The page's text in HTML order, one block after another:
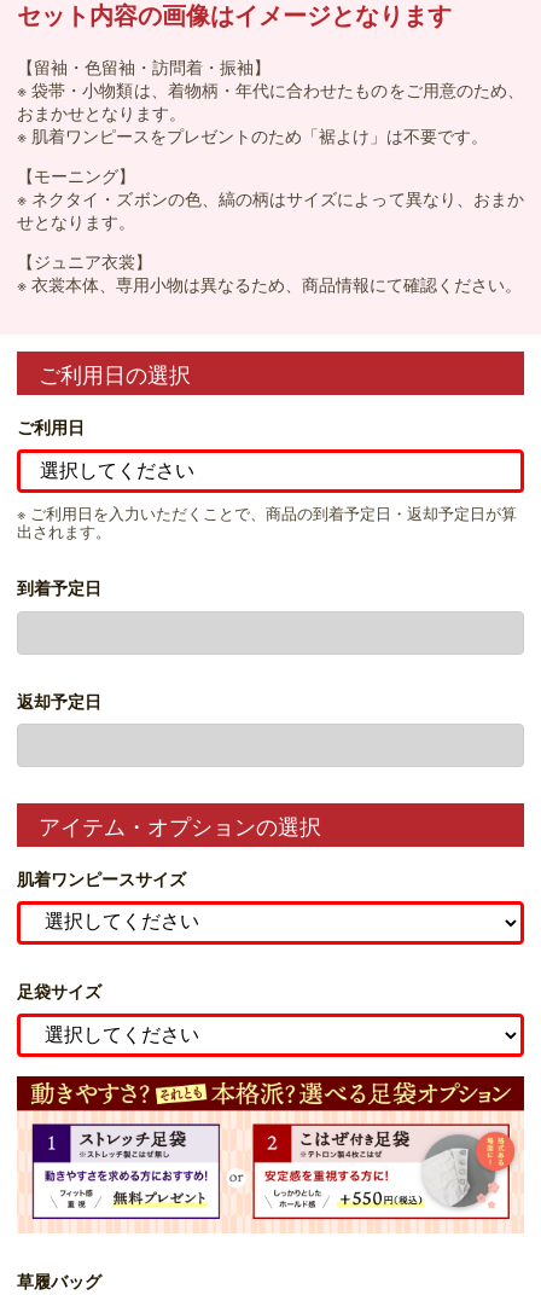
セット内容の画像はイメージとなります
【留袖・色留袖・訪問着・振袖】
※ 袋帯・小物類は、着物柄・年代に合わせたものをご用意のため、
おまかせとなります。
※ 肌着ワンピースをプレゼントのため「裾よけ」は不要です。
【モーニング】
※ ネクタイ・ズボンの色、縞の柄はサイズによって異なり、おまか
せとなります。
【ジュニア衣裳】
※ 衣裳本体、専用小物は異なるため、商品情報にて確認ください。
ご利用日の選択
ご利用日
※ ご利用日を入力いただくことで、商品の到着予定日・返却予定日が算
出されます。
到着予定日
返却予定日
アイテム・オプションの選択
肌着ワンピースサイズ
足袋サイズ
草履バッグ